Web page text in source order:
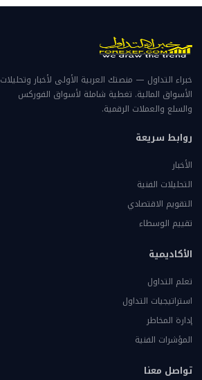
خبراء التداول — منصتك العربية الأولى لأخبار وتحليلات
الأسواق المالية. تغطية شاملة لأسواق الفوركس
والسلع والعملات الرقمية.
روابط سريعة
الأخبار
التحليلات الفنية
التقويم الاقتصادي
تقييم الوسطاء
الأكاديمية
تعلم التداول
استراتيجيات التداول
إدارة المخاطر
المؤشرات الفنية
تواصل معنا